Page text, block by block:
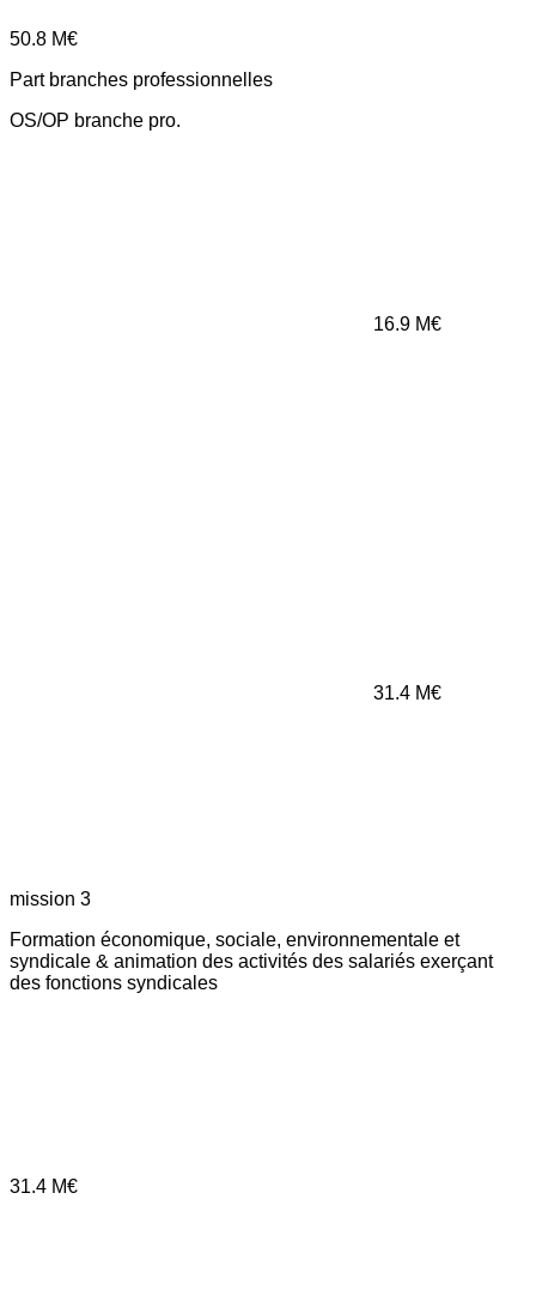
50.8 M€
Part branches professionnelles
OS/OP branche pro.
16.9 M€
31.4 M€
mission 3
Formation économique, sociale, environnementale et
syndicale & animation des activités des salariés exerçant
des fonctions syndicales
31.4 M€